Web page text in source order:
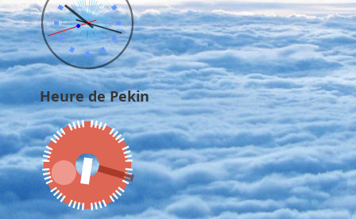
Heure de Pekin